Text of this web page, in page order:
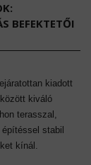
BEFEKTETŐI L
kiadott
kiváló
terasszal,
stabil
kínál.